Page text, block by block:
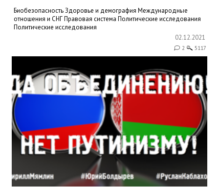
БиобезопасностьЗдоровье и демография Международные
отношения и СНГПравовая система Политические исследования
Политические исследования
02.12.2021
2 5117